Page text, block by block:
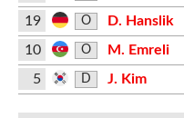
19 O D. Hanslik
10 O M. Emreli
5 D J. Kim